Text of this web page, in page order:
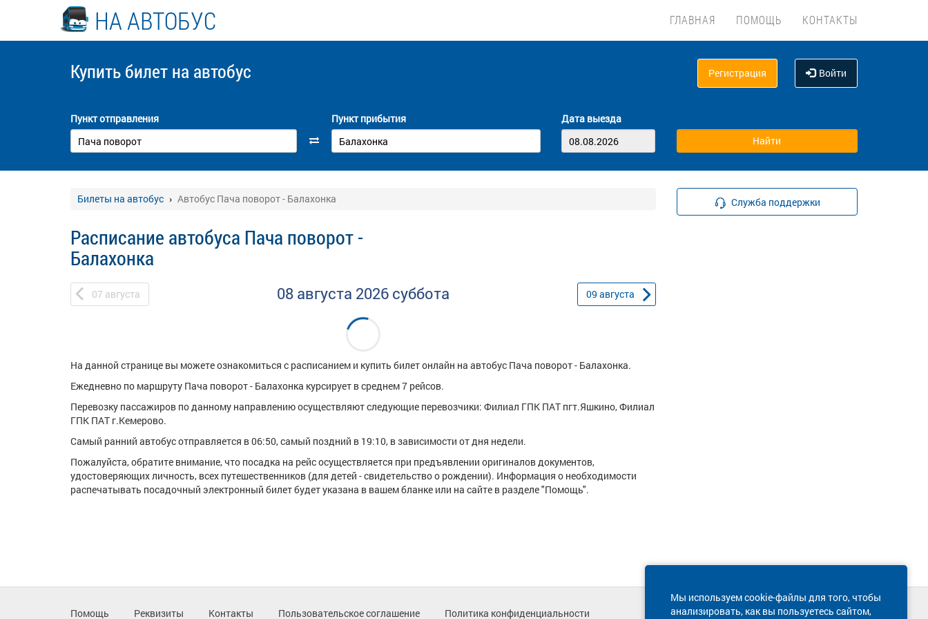
НА АВТОБУС ГЛАВНАЯ ПОМОЩЬ КОНТАКТЫ
Купить билет на автобус Регистрация Войти
Пункт отправления Пункт прибытия Дата выезда
Билеты на автобус Автобус Пача поворот - Балахонка
Расписание автобуса Пача поворот -
Балахонка
07 августа 08 августа 2026 суббота 09 августа
На данной странице вы можете ознакомиться с расписанием и купить билет онлайн на автобус Пача поворот - Балахонка.
Ежедневно по маршруту Пача поворот - Балахонка курсирует в среднем 7 рейсов.
Перевозку пассажиров по данному направлению осуществляют следующие перевозчики: Филиал ГПК ПАТ пгт.Яшкино, Филиал
ГПК ПАТ г.Кемерово.
Самый ранний автобус отправляется в 06:50, самый поздний в 19:10, в зависимости от дня недели.
Пожалуйста, обратите внимание, что посадка на рейс осуществляется при предъявлении оригиналов документов,
удостоверяющих личность, всех путешественников (для детей - свидетельство о рождении). Информация о необходимости
распечатывать посадочный электронный билет будет указана в вашем бланке или на сайте в разделе "Помощь".
Служба поддержки
Мы используем cookie-файлы для того, чтобы
анализировать, как вы пользуетесь сайтом,
Помощь Реквизиты Контакты Пользовательское соглашение Политика конфиденциальности Техническая поддержка сайта